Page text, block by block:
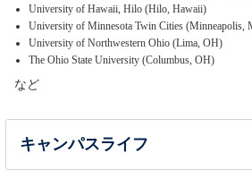
University of Hawaii, Hilo (Hilo, Hawaii)
University of Minnesota Twin Cities (Minneapolis,
University of Northwestern Ohio (Lima, OH)
The Ohio State University (Columbus, OH)
など
キャンパスライフ